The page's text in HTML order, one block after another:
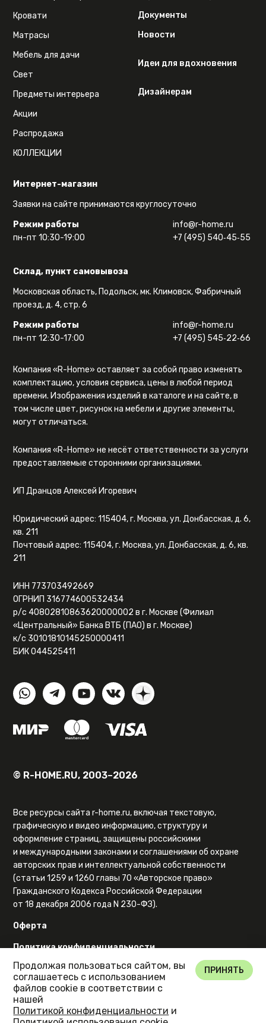
Интернет-магазин
Заявки на сайте принимаются круглосуточно
Режим работы
пн-пт 10:30-19:00
info@r-home.ru
+7 (495) 540‑45‑55
Склад, пункт самовывоза
Московская область, Подольск, мк. Климовск, Фабричный
проезд, д. 4, стр. 6
Режим работы
пн-пт 12:30-17:00
info@r-home.ru
+7 (495) 545‑22‑66
Кровати
Матрасы
Мебель для дачи
Свет
Предметы интерьера
Акции
Распродажа
КОЛЛЕКЦИИ
Документы
Новости
Идеи для вдохновения
Дизайнерам
Компания «R-Home» оставляет за собой право изменять
комплектацию, условия сервиса, цены в любой период
времени. Изображения изделий в каталоге и на сайте, в
том числе цвет, рисунок на мебели и другие элементы,
могут отличаться.
Компания «R-Home» не несёт ответственности за услуги
предоставляемые сторонними организациями.
ИП Дранцов Алексей Игоревич
Юридический адрес: 115404, г. Москва, ул. Донбасская, д. 6,
кв. 211
Почтовый адрес: 115404, г. Москва, ул. Донбасская, д. 6, кв.
211
ИНН 773703492669
ОГРНИП 316774600532434
р/с 40802810863620000002 в г. Москве (Филиал
«Центральный» Банка ВТБ (ПАО) в г. Москве)
к/с 30101810145250000411
БИК 044525411
© R-HOME.RU, 2003–2026
Все ресурсы сайта r-home.ru, включая текстовую,
графическую и видео информацию, структуру и
оформление страниц, защищены российскими
и международными законами и соглашениями об охране
авторских прав и интеллектуальной собственности
(статьи 1259 и 1260 главы 70 «Авторское право»
Гражданского Кодекса Российской Федерации
от 18 декабря 2006 года N 230-ФЗ).
Оферта
Политика конфиденциальности
Карта сайта
Продолжая пользоваться сайтом, вы
соглашаетесь с использованием
файлов cookie в соответствии с
нашей
Политикой конфиденциальности и
ПРИНЯТЬ